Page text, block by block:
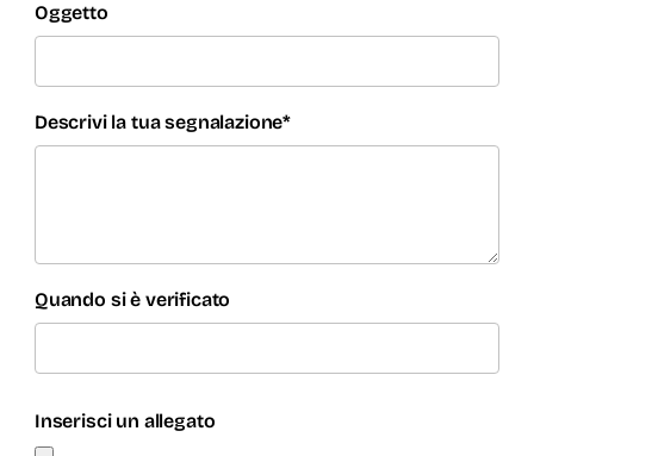
Oggetto
Descrivi la tua segnalazione*
Quando si è verificato
Inserisci un allegato